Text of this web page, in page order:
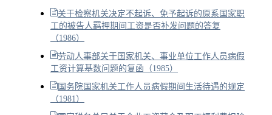
关于检察机关决定不起诉、免予起诉的原系国家职
工的被告人羁押期间工资是否补发问题的答复
（1986）
劳动人事部关于国家机关、事业单位工作人员病假
工资计算基数问题的复函（1985）
国务院国家机关工作人员病假期间生活待遇的规定
（1981）